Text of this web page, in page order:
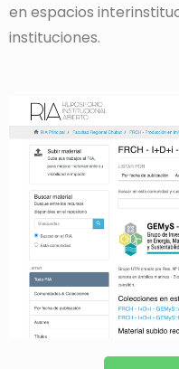
en espacios
instituciones.